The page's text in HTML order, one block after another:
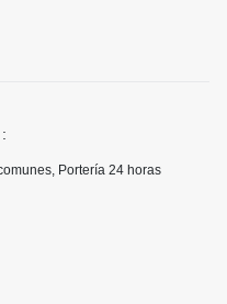
Portería 24 horas